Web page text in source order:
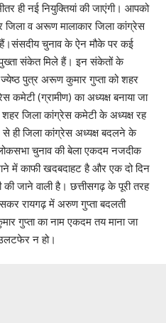
ही नई नियुक्तियां की जाएंगी। आपको
जिला व अरूण मालाकार जिला कांग्रेस
हैं।संसदीय चुनाव के ऐन मौके पर कई
पुख्ता संकेत मिले हैं। इन संकेतों के
ज्येष्ठ पुत्र अरूण कुमार गुप्ता को शहर
कमेटी (ग्रामीण) का अध्यक्ष बनाया जा
शहर जिला कांग्रेस कमेटी के अध्यक्ष रह
ही जिला कांग्रेस अध्यक्ष बदलने के
चुनाव की बेला एकदम नजदीक
में काफी खदबदाहट है और एक दो दिन
जाने वाली है। छत्तीसगढ़ के पूरी तरह
रायगढ़ में अरुण गुप्ता बदलती
गुप्ता का नाम एकदम तय माना जा
उलटफेर न हो।